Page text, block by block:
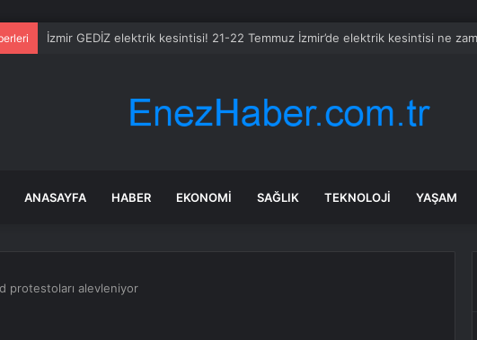
İzmir GEDİZ elektrik kesintisi! 21-22 Temmuz İzmir’de elektrik kesintisi ne
ANASAYFA HABER EKONOMI SAĞLIK TEKNOLOJI YAŞAM
protestoları alevleniyor